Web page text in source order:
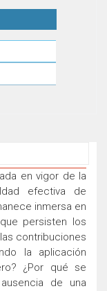
en vigor de la
efectiva de
inmersa en
persisten los
contribuciones
la aplicación
¿Por qué se
de una